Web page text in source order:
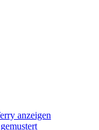
anzeigen